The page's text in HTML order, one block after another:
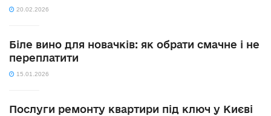
20.02.2026
Біле вино для новачків: як обрати смачне і не
переплатити
15.01.2026
Послуги ремонту квартири під ключ у Києві